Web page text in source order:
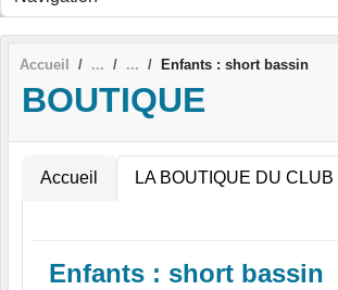
Accueil Enfants : short bassin
BOUTIQUE
Accueil LA BOUTIQUE DU CLUB
Enfants : short bassin